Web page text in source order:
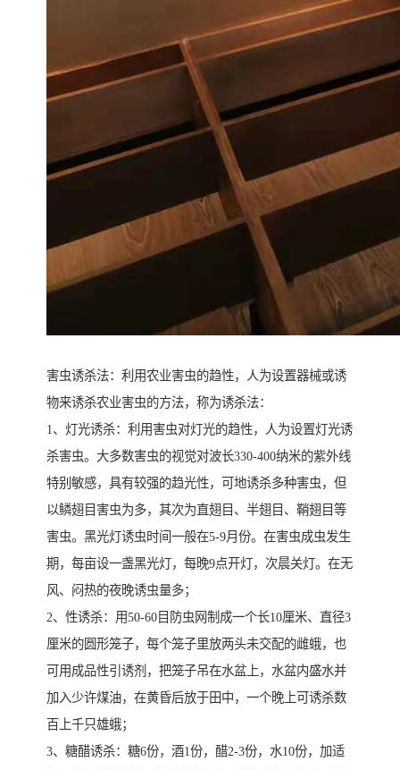
害虫诱杀法：利用农业害虫的趋性，人为设置器械或诱
物来诱杀农业害虫的方法，称为诱杀法：
1、灯光诱杀：利用害虫对灯光的趋性，人为设置灯光诱
杀害虫。大多数害虫的视觉对波长330-400纳米的紫外线
特别敏感，具有较强的趋光性，可地诱杀多种害虫，但
以鳞翅目害虫为多，其次为直翅目、半翅目、鞘翅目等
害虫。黑光灯诱虫时间一般在5-9月份。在害虫成虫发生
期，每亩设一盏黑光灯，每晚9点开灯，次晨关灯。在无
风、闷热的夜晚诱虫量多；
2、性诱杀：用50-60目防虫网制成一个长10厘米、直径3
厘米的圆形笼子，每个笼子里放两头未交配的雌蛾，也
可用成品性引诱剂，把笼子吊在水盆上，水盆内盛水并
加入少许煤油，在黄昏后放于田中，一个晚上可诱杀数
百上千只雄蛾；
3、糖醋诱杀：糖6份，酒1份，醋2-3份，水10份，加适